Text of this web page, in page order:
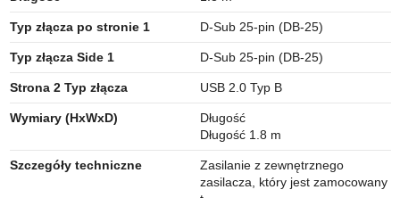
Typ złącza po stronie 1 D-Sub 25-pin (DB-25)
Typ złącza Side 1 D-Sub 25-pin (DB-25)
Strona 2 Typ złącza USB 2.0 Typ B
Wymiary (HxWxD)
Długość
Długość 1.8 m
Szczegóły techniczne
Zasilanie z zewnętrznego
zasilacza, który jest zamocowany